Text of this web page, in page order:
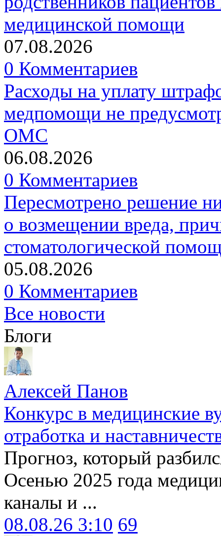
медицинской помощи
07.08.2026
0 Комментариев
Расходы на уплату
медпомощи не
ОМС
06.08.2026
0 Комментариев
Пересмотрено решение
о возмещении вреда,
стоматологической
05.08.2026
0 Комментариев
Все новости
Блоги
Алексей Панов
Конкурс в медицинские
отработка и
Прогноз, который
Осенью 2025 года
каналы и ...
08.08.26 3:10 69